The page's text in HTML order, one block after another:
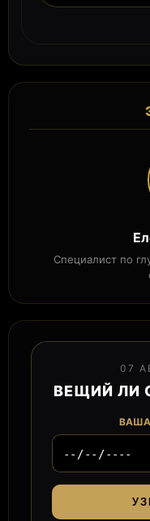
Специалист по
07
ВЕЩИЙ ЛИ
ВАША